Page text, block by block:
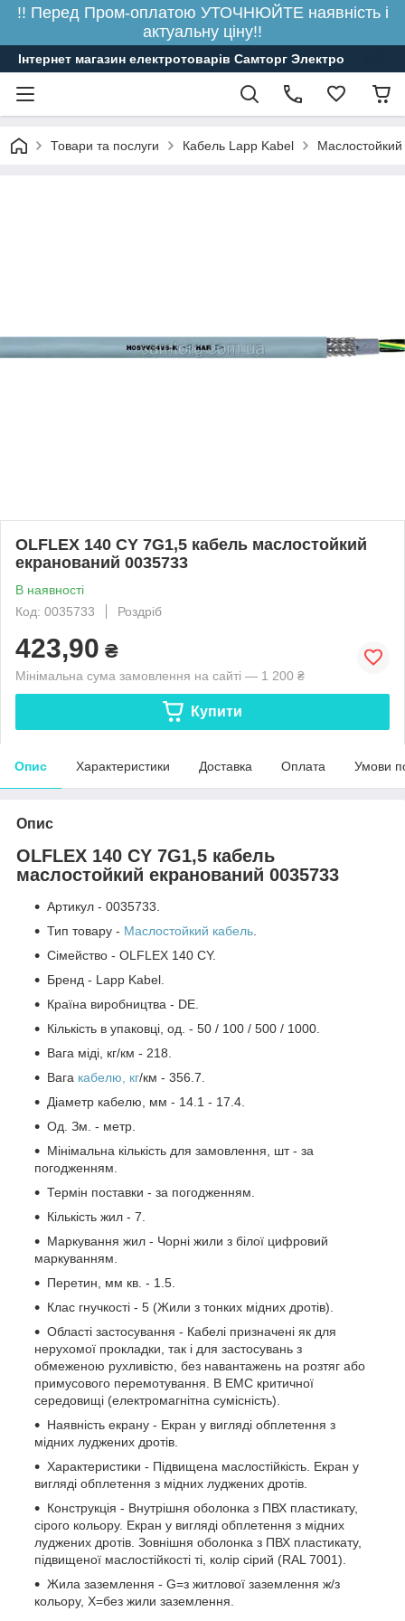
!! Перед Пром-оплатою УТОЧНЮЙТЕ наявність і
актуальну ціну!!
Інтернет магазин електротоварів Самторг Электро
Товари та послуги Кабель Lapp Kabel Маслостойкий
OLFLEX 140 CY 7G1,5 кабель маслостойкий
екранований 0035733
В наявності
Код: 0035733
Роздріб
423,90 ₴
Мінімальна сума замовлення на сайті — 1 200 ₴
Купити
Опис Характеристики Доставка Оплата Умови
Опис
OLFLEX 140 CY 7G1,5 кабель
маслостойкий екранований 0035733
Артикул - 0035733.
Тип товару - Маслостойкий кабель.
Сімейство - OLFLEX 140 CY.
Бренд - Lapp Kabel.
Країна виробництва - DE.
Кількість в упаковці, од. - 50 / 100 / 500 / 1000.
Вага міді, кг/км - 218.
Вага кабелю, кг/км - 356.7.
Діаметр кабелю, мм - 14.1 - 17.4.
Од. Зм. - метр.
Мінімальна кількість для замовлення, шт - за
погодженням.
Термін поставки - за погодженням.
Кількість жил - 7.
Маркування жил - Чорні жили з білої цифровий
маркуванням.
Перетин, мм кв. - 1.5.
Клас гнучкості - 5 (Жили з тонких мідних дротів).
Області застосування - Кабелі призначені як для
нерухомої прокладки, так і для застосувань з
обмеженою рухливістю, без навантажень на розтяг або
примусового перемотування. В ЕМС критичної
середовищі (електромагнітна сумісність).
Наявність екрану - Екран у вигляді обплетення з
мідних луджених дротів.
Характеристики - Підвищена маслостійкість. Екран у
вигляді обплетення з мідних луджених дротів.
Конструкція - Внутрішня оболонка з ПВХ пластикату,
сірого кольору. Екран у вигляді обплетення з мідних
луджених дротів. Зовнішня оболонка з ПВХ пластикату,
підвищеної маслостійкості ті, колір сірий (RAL 7001).
Жила заземлення - G=з житлової заземлення ж/з
кольору, Х=без жили заземлення.